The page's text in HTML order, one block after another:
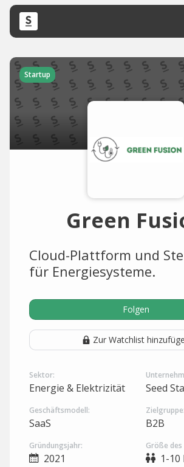
Startup
Green
Cloud-Plattform und
für Energiesysteme.
Folgen
Zur Watchlist
Sektor:
Energie & Elektrizität Seed
Geschäftsmodell:
SaaS
Zielgruppe:
B2B
Gründungsjahr:
2021
Größe des
1-